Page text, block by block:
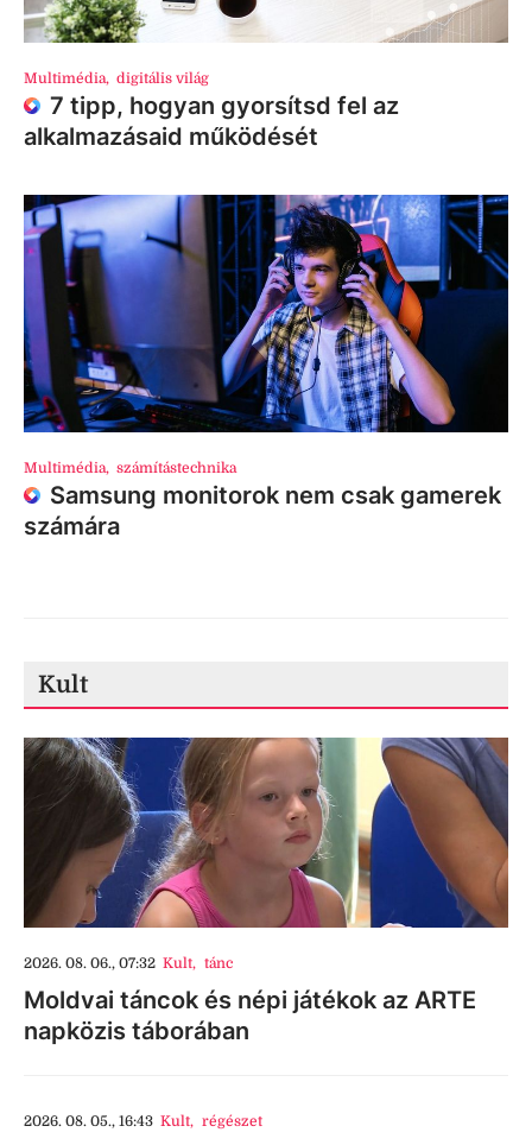
Multimédia, digitális világ
7 tipp, hogyan gyorsítsd fel az
alkalmazásaid működését
Multimédia, számítástechnika
Samsung monitorok nem csak gamerek
számára
Kult
2026. 08. 06., 07:32 Kult, tánc
Moldvai táncok és népi játékok az ARTE
napközis táborában
2026. 08. 05., 16:43 Kult, régészet